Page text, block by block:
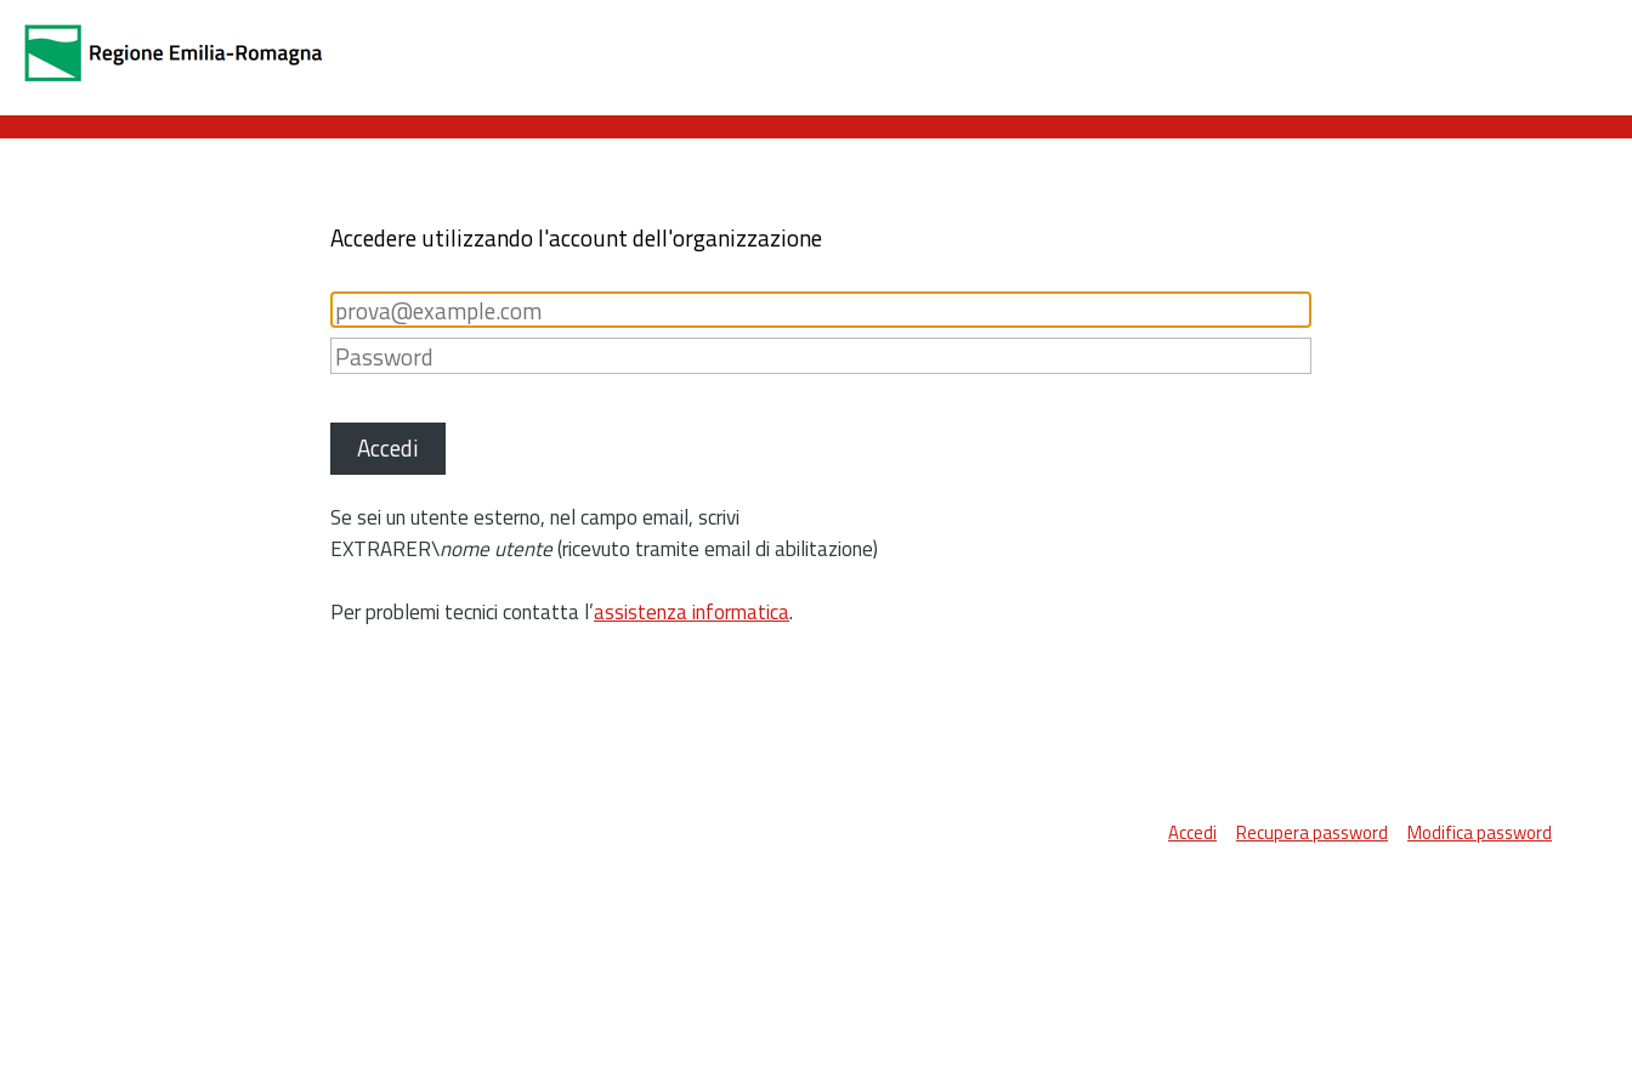
Accedere utilizzando l'account dell'organizzazione
Accedi
Se sei un utente esterno, nel campo email, scrivi
EXTRARER\nome utente(ricevuto tramite email di abilitazione)
Per problemi tecnici contatta l’assistenza informatica.
Accedi Recupera password Modifica password